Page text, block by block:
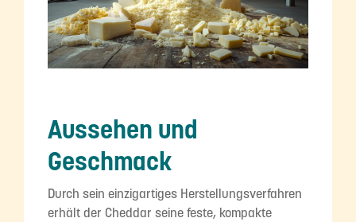
Aussehen und
Geschmack
Durch sein einzigartiges Herstellungsverfahren
erhält der Cheddar seine feste, kompakte